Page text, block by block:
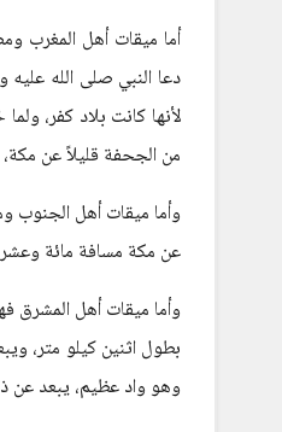
أما ميقات أهل المغرب
دعا النبي صلى الله
لأنها كانت بلاد كفر،
من الجحفة قليلاً عن مكة،
وأما ميقات أهل الجنوب
عن مكة مسافة مائة
وأما ميقات أهل
بطول اثنين كيلو متر،
وهو واد عظيم، يبعد عن